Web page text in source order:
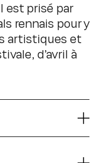
est prisé par
rennais pour y
artistiques et
d’avril à